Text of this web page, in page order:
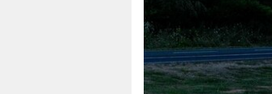
unterstützen
abo
genossenschaft